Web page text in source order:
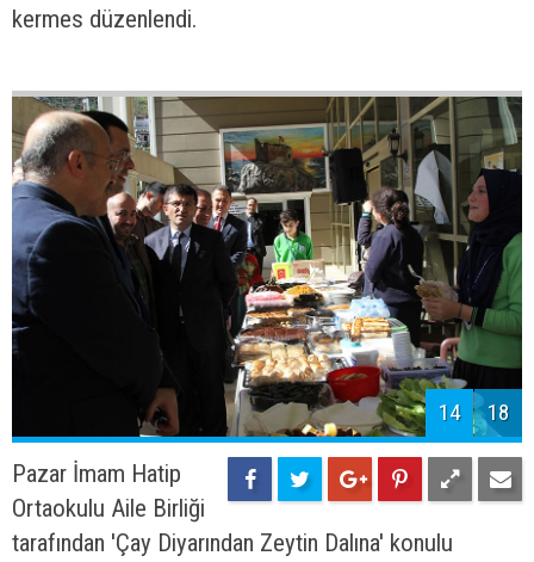
kermes düzenlendi.
14 18
Pazar İmam Hatip
Ortaokulu Aile Birliği
tarafından 'Çay Diyarından Zeytin Dalına' konulu